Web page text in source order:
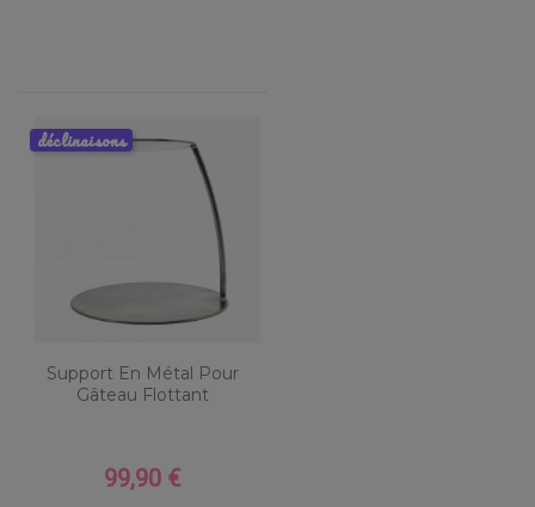
Support En Métal Pour
Gâteau Flottant
Prix
99,90 €
déclinaisons